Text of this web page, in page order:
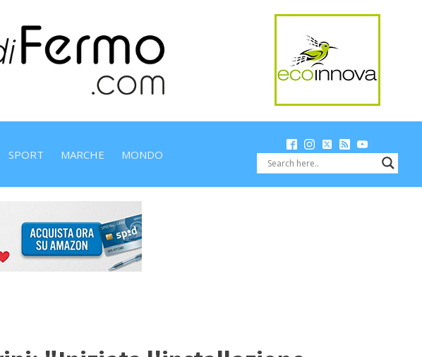
SPORT MARCHE MONDO